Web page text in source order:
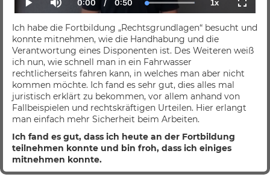
Play Mute
Current
Time
0:00 / Duration
0:50 Loaded
100.00%
1xPlayback
Rate
Ich habe die Fortbildung „Rechtsgrundlagen“ besucht und
konnte mitnehmen, wie die Handhabung und die
Verantwortung eines Disponenten ist. Des Weiteren weiß
ich nun, wie schnell man in ein Fahrwasser
rechtlicherseits fahren kann, in welches man aber nicht
kommen möchte. Ich fand es sehr gut, dies alles mal
juristisch erklärt zu bekommen, vor allem anhand von
Fallbeispielen und rechtskräftigen Urteilen. Hier erlangt
man einfach mehr Sicherheit beim Arbeiten.
Ich fand es gut, dass ich heute an der Fortbildung
teilnehmen konnte und bin froh, dass ich einiges
mitnehmen konnte.